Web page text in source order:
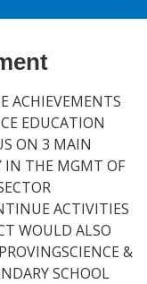
ACHIEVEMENTS
EDUCATION
ON 3 MAIN
IN THE MGMT OF
ACTIVITIES
WOULD ALSO
&
SCHOOL